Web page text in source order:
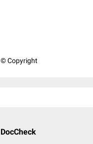
© Copyright
DocCheck